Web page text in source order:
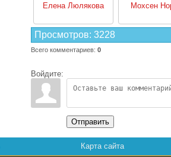
Елена Люлякова Мохсен
Просмотров: 3228
Всего комментариев: 0
Войдите:
Отправить
Карта сайта